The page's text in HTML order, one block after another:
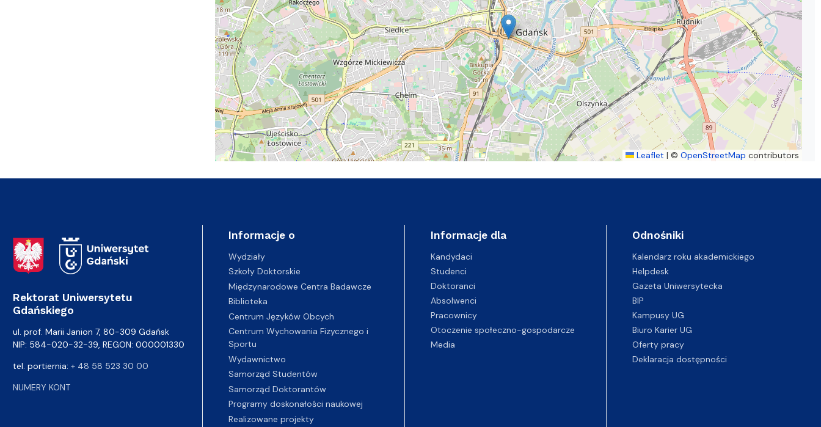
Leaflet | © OpenStreetMap contributors
Adres Rektoratu
Rektorat Uniwersytetu
Gdańskiego
ul. prof. Marii Janion 7, 80-309 Gdańsk
NIP: 584-020-32-39, REGON: 000001330
tel. portiernia: + 48 58 523 30 00
NUMERY KONT
Informacje o
Wydziały
Szkoły Doktorskie
Międzynarodowe Centra Badawcze
Biblioteka
Centrum Języków Obcych
Centrum Wychowania Fizycznego i
Sportu
Wydawnictwo
Samorząd Studentów
Samorząd Doktorantów
Programy doskonałości naukowej
Realizowane projekty
Informacje dla
Kandydaci
Studenci
Doktoranci
Absolwenci
Pracownicy
Otoczenie społeczno-gospodarcze
Media
Odnośniki
Kalendarz roku akademickiego
Helpdesk
Gazeta Uniwersytecka
BIP
Kampusy UG
Biuro Karier UG
Oferty pracy
Deklaracja dostępności